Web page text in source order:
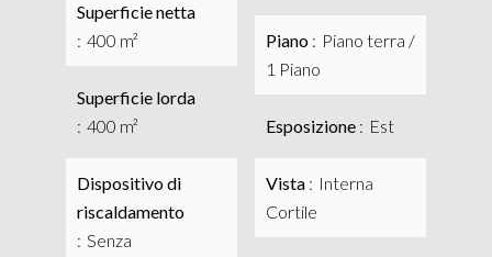
Superficie netta
400 m²
Superficie lorda
400 m²
Dispositivo di
riscaldamento
Senza
Piano
Piano terra /
1 Piano
Esposizione Est
Vista
Interna
Cortile